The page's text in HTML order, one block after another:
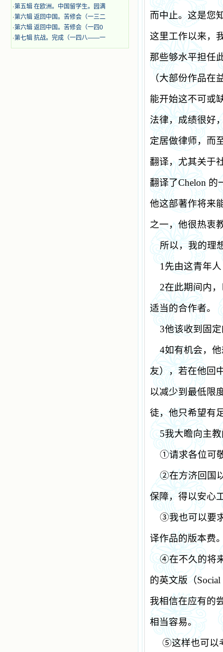
·第五辑 在欧洲。中国留学生。园满
·第六辑 返回中国。苦修会（一三二
·第六辑 返回中国。苦修会（一四0
·第七辑 抗战。完成（一四八——一
而中止。这是您
这里工作以来，
那些够水平担任
（大部份作品在
能开始这不可或
法律，成绩很好
定居做律师，而
翻译，尤其关于
翻译了Chelon 的
他这部著作将来
之一，他很热衷
所以，我的理
1先由这青年
2在此期间内
适当的合作者。
3他该收到固
4如有机会，
友），若在他回
以减少到最低限
徒，他只希望有
5我大瞻向主
①请求各位可
②在方济回国
保障，得以安心
③我也可以要
译作品的版本费
④在不久的将
的英文版（
我相信在应有的
相当容易。
⑤这样也可以